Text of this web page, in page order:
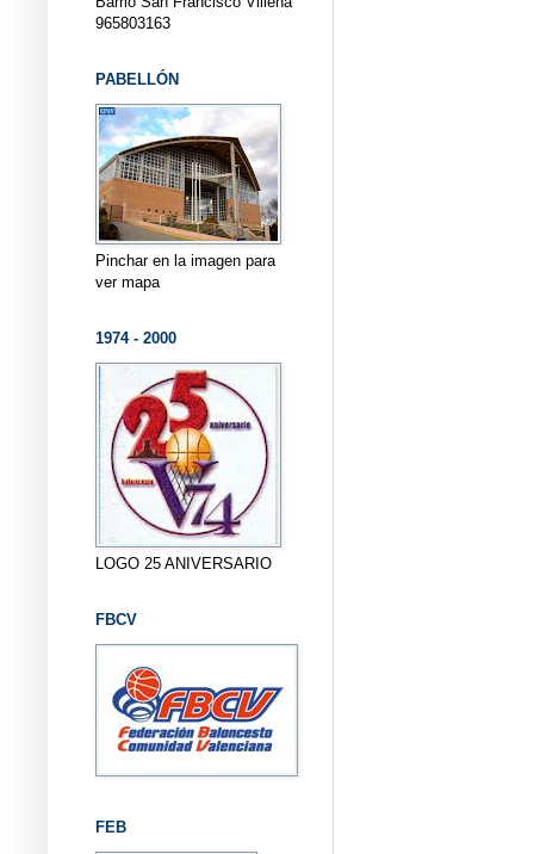
965803163
PABELLÓN
Pinchar en la imagen para
ver mapa
1974 - 2000
LOGO 25 ANIVERSARIO
FBCV
FEB